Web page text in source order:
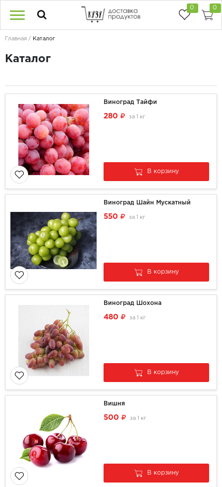
0 0
Главная Каталог
Каталог
Виноград Тайфи
280 за 1 кг
В корзину
Виноград Шайн Мускатный
550 за 1 кг
В корзину
Виноград Шохона
480 за 1 кг
В корзину
Вишня
500 за 1 кг
В корзину